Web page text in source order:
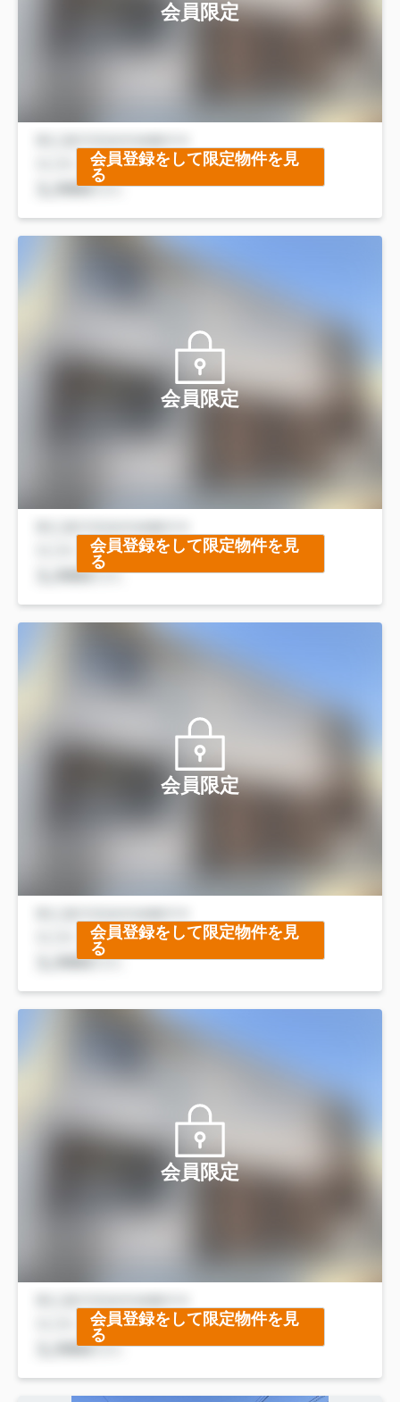
会員限定
会員登録をして限定物件を見
る
会員限定
会員登録をして限定物件を見
る
会員限定
会員登録をして限定物件を見
る
会員限定
会員登録をして限定物件を見
る